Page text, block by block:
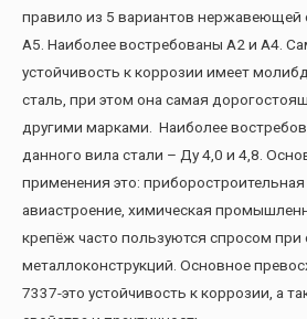
правило из 5 вариантов нержавеющей
А5. Наиболее востребованы А2 и А4.
устойчивость к коррозии имеет
сталь, при этом она самая
другими марками. Наиболее
данного вила стали – Ду 4,0 и 4,8.
применения это: приборостроительная
авиастроение, химическая
крепёж часто пользуются спросом при
металлоконструкций. Основное
7337-это устойчивость к коррозии, а